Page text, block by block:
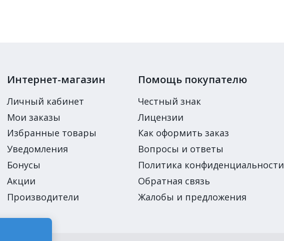
Интернет-магазин
Личный кабинет
Мои заказы
Избранные товары
Уведомления
Бонусы
Акции
Производители
Помощь покупателю
Честный знак
Лицензии
Как оформить заказ
Вопросы и ответы
Политика конфиденциальности
Обратная связь
Жалобы и предложения